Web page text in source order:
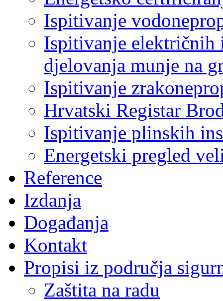
Ispitivanje
Ispitivanje električnih
djelovanja munje na
Ispitivanje
Hrvatski Registar
Ispitivanje plinskih
Energetski pregled
Reference
Izdanja
Događanja
Kontakt
Propisi iz područja
Zaštita na radu